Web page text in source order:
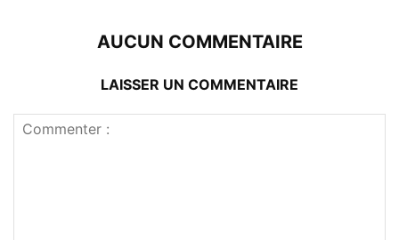
AUCUN COMMENTAIRE
LAISSER UN COMMENTAIRE